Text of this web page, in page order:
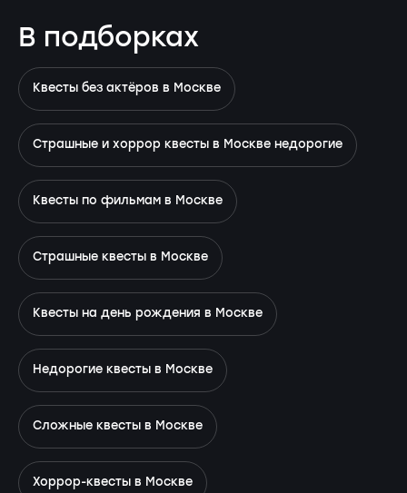
В подборках
Квесты без актёров в Москве
Страшные и хоррор квесты в Москве недорогие
Квесты по фильмам в Москве
Страшные квесты в Москве
Квесты на день рождения в Москве
Недорогие квесты в Москве
Сложные квесты в Москве
Хоррор-квесты в Москве